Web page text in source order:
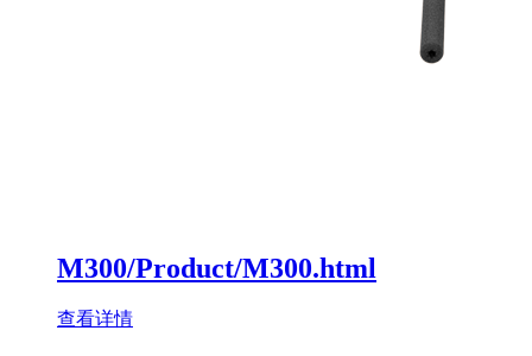
M300/Product/M300.html
查看详情